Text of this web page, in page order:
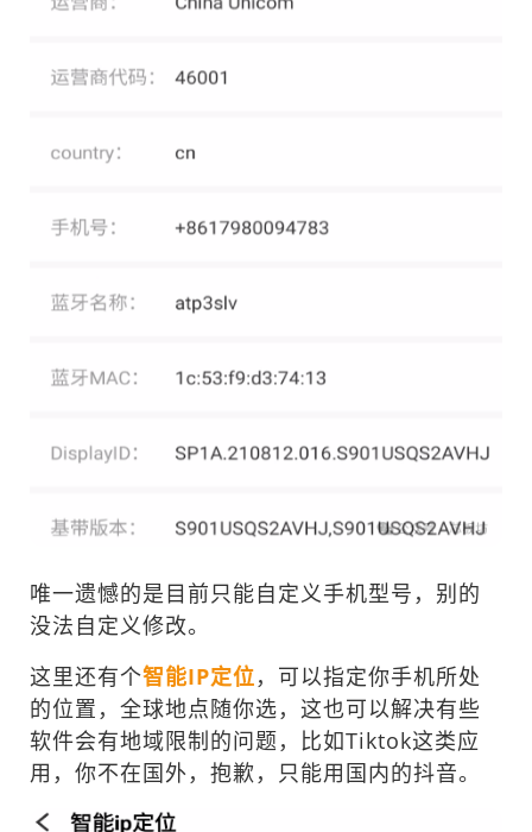
唯一遗憾的是目前只能自定义手机型号，别的
没法自定义修改。
这里还有个智能IP定位，可以指定你手机所处
的位置，全球地点随你选，这也可以解决有些
软件会有地域限制的问题，比如Tiktok这类应
用，你不在国外，抱歉，只能用国内的抖音。